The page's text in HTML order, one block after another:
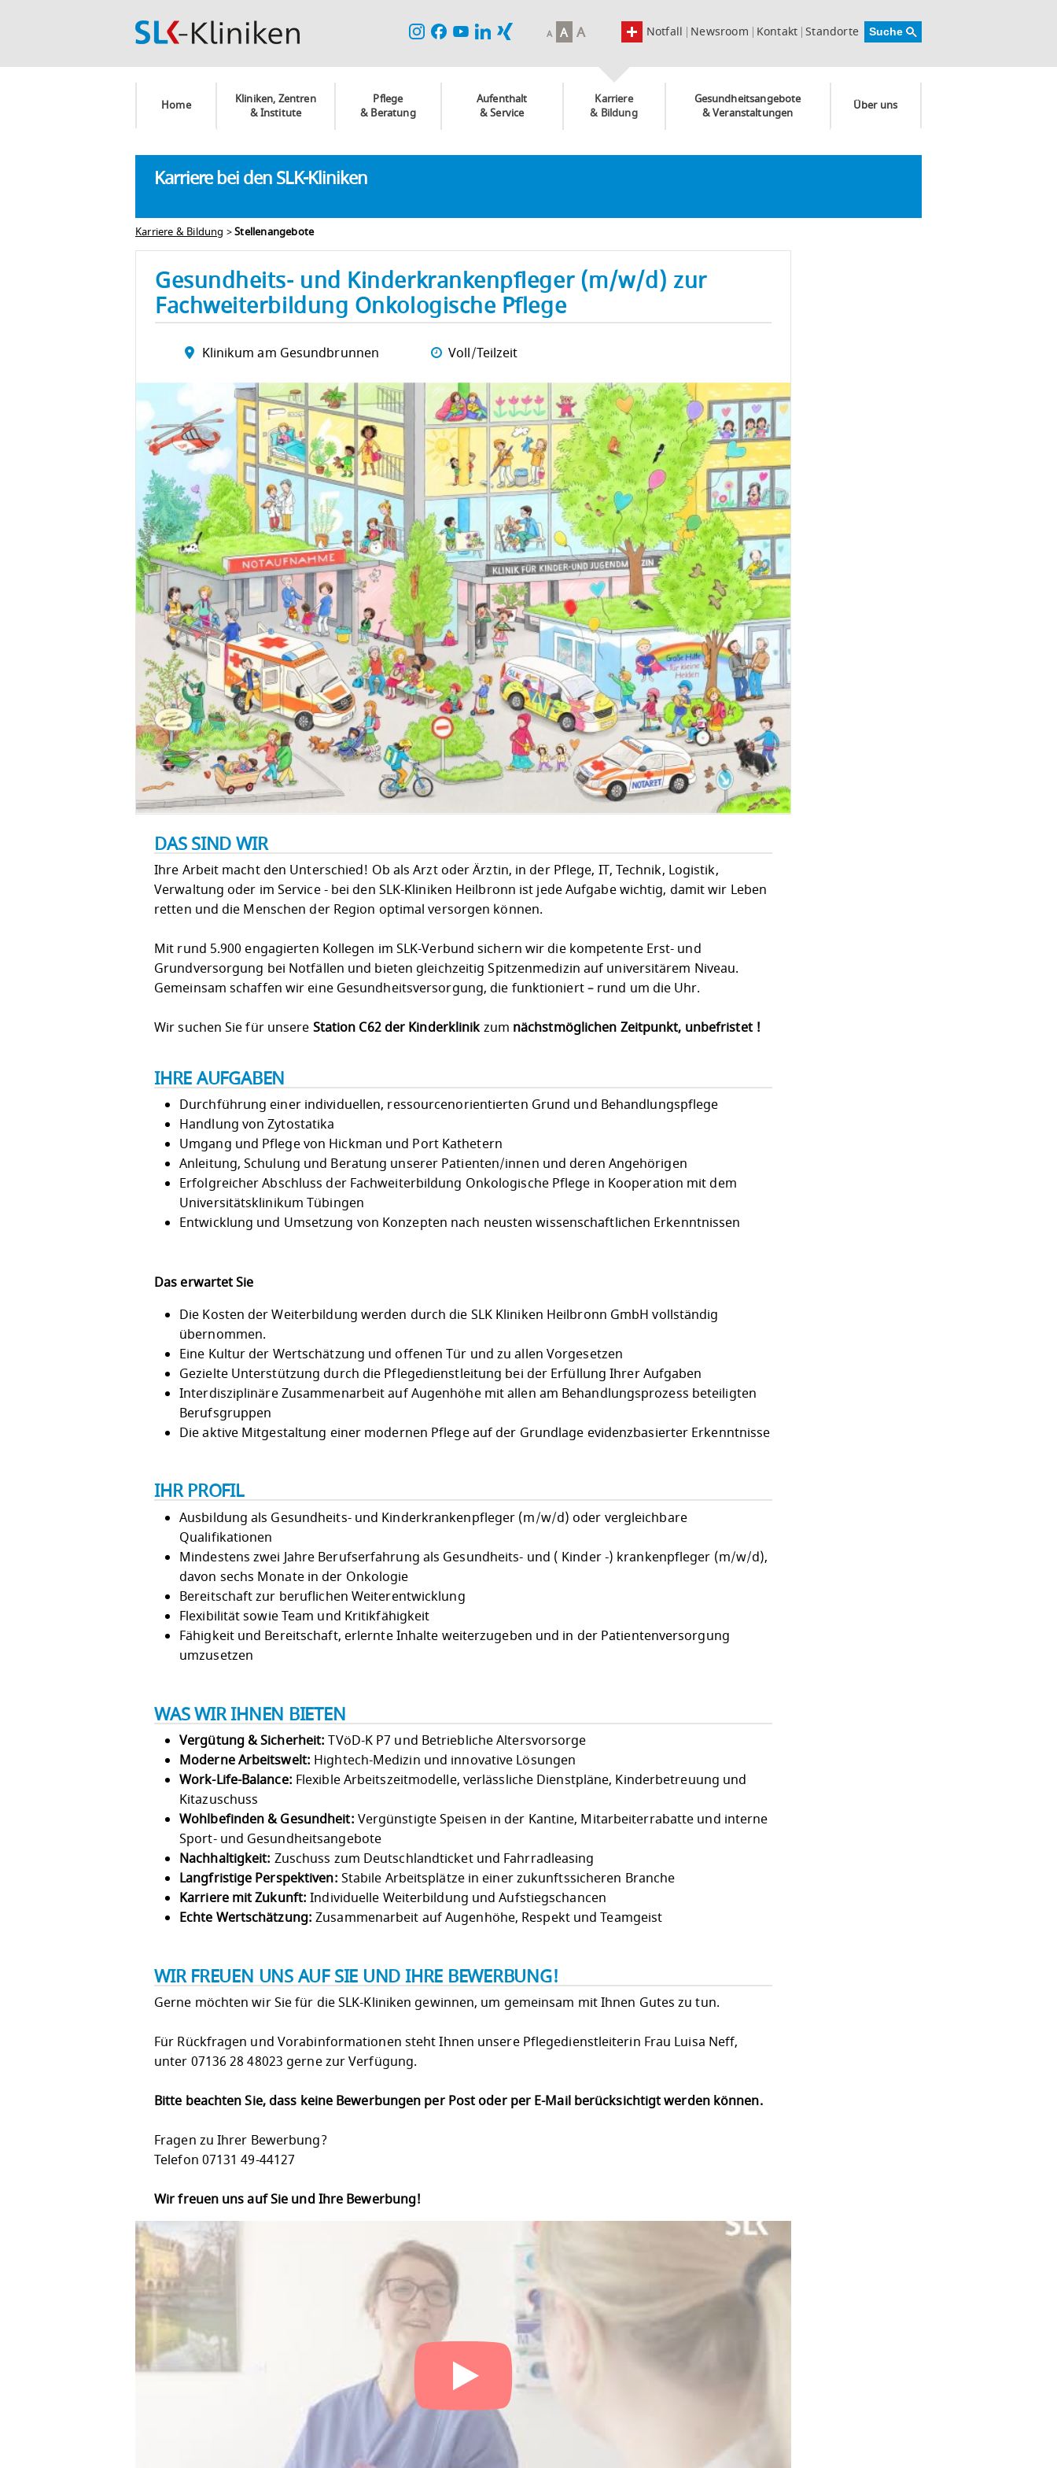
Newsroom Kontakt Standorte
Notfall
A A A
Home
Kliniken, Zentren
& Institute
Pflege
& Beratung
Aufenthalt
& Service
Karriere
& Bildung
Gesundheitsangebote
& Veranstaltungen
Über uns
Karriere bei den SLK-Kliniken
Karriere & Bildung >Stellenangebote
Gesundheits- und Kinderkrankenpfleger (m/w/d) zur
Fachweiterbildung Onkologische Pflege
Klinikum am Gesundbrunnen Voll/Teilzeit
DAS SIND WIR
Ihre Arbeit macht den Unterschied! Ob als Arzt oder Ärztin, in der Pflege, IT, Technik, Logistik,
Verwaltung oder im Service - bei den SLK-Kliniken Heilbronn ist jede Aufgabe wichtig, damit wir Leben
retten und die Menschen der Region optimal versorgen können.
Mit rund 5.900 engagierten Kollegen im SLK-Verbund sichern wir die kompetente Erst- und
Grundversorgung bei Notfällen und bieten gleichzeitig Spitzenmedizin auf universitärem Niveau.
Gemeinsam schaffen wir eine Gesundheitsversorgung, die funktioniert – rund um die Uhr.
Wir suchen Sie für unsere Station C62 der Kinderklinikzum nächstmöglichen Zeitpunkt, unbefristet !
IHRE AUFGABEN
Durchführung einer individuellen, ressourcenorientierten Grund und Behandlungspflege
Handlung von Zytostatika
Umgang und Pflege von Hickman und Port Kathetern
Anleitung, Schulung und Beratung unserer Patienten/innen und deren Angehörigen
Erfolgreicher Abschluss der Fachweiterbildung Onkologische Pflege in Kooperation mit dem
Universitätsklinikum Tübingen
Entwicklung und Umsetzung von Konzepten nach neusten wissenschaftlichen Erkenntnissen
Das erwartet Sie
Die Kosten der Weiterbildung werden durch die SLK Kliniken Heilbronn GmbH vollständig
übernommen.
Eine Kultur der Wertschätzung und offenen Tür und zu allen Vorgesetzen
Gezielte Unterstützung durch die Pflegedienstleitung bei der Erfüllung Ihrer Aufgaben
Interdisziplinäre Zusammenarbeit auf Augenhöhe mit allen am Behandlungsprozess beteiligten
Berufsgruppen
Die aktive Mitgestaltung einer modernen Pflege auf der Grundlage evidenzbasierter Erkenntnisse
IHR PROFIL
Ausbildung als Gesundheits- und Kinderkrankenpfleger (m/w/d) oder vergleichbare
Qualifikationen
Mindestens zwei Jahre Berufserfahrung als Gesundheits- und ( Kinder -) krankenpfleger (m/w/d),
davon sechs Monate in der Onkologie
Bereitschaft zur beruflichen Weiterentwicklung
Flexibilität sowie Team und Kritikfähigkeit
Fähigkeit und Bereitschaft, erlernte Inhalte weiterzugeben und in der Patientenversorgung
umzusetzen
WAS WIR IHNEN BIETEN
Vergütung & Sicherheit: TVöD-K P7 und Betriebliche Altersvorsorge
Moderne Arbeitswelt: Hightech-Medizin und innovative Lösungen
Work-Life-Balance: Flexible Arbeitszeitmodelle, verlässliche Dienstpläne, Kinderbetreuung und
Kitazuschuss
Wohlbefinden & Gesundheit: Vergünstigte Speisen in der Kantine, Mitarbeiterrabatte und interne
Sport- und Gesundheitsangebote
Nachhaltigkeit: Zuschuss zum Deutschlandticket und Fahrradleasing
Langfristige Perspektiven: Stabile Arbeitsplätze in einer zukunftssicheren Branche
Karriere mit Zukunft: Individuelle Weiterbildung und Aufstiegschancen
Echte Wertschätzung: Zusammenarbeit auf Augenhöhe, Respekt und Teamgeist
WIR FREUEN UNS AUF SIE UND IHRE BEWERBUNG!
Gerne möchten wir Sie für die SLK-Kliniken gewinnen, um gemeinsam mit Ihnen Gutes zu tun.
Für Rückfragen und Vorabinformationen steht Ihnen unsere Pflegedienstleiterin Frau Luisa Neff,
unter 07136 28 48023 gerne zur Verfügung.
Bitte beachten Sie, dass keine Bewerbungen per Post oder per E-Mail berücksichtigt werden können.
Fragen zu Ihrer Bewerbung?
Telefon 07131 49-44127
Wir freuen uns auf Sie und Ihre Bewerbung!